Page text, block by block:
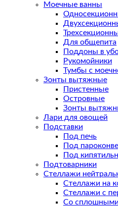
Моечные ванны
Для общепита
Поддоны в
Рукомойники
Тумбы с
Зонты вытяжные
Пристенные
Островные
Зонты
Лари для овощей
Подставки
Под печь
Под
Под
Подтоварники
Стеллажи
Стеллажи на
Стеллажи с
Со